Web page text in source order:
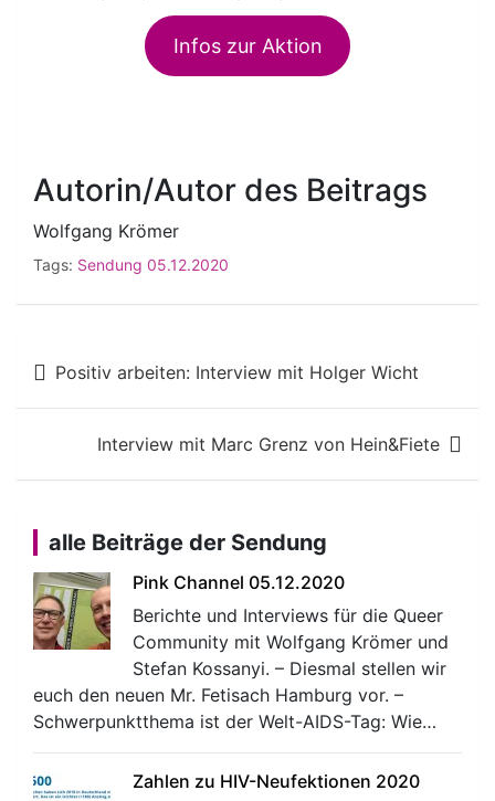
Infos zur Aktion
Autorin/Autor des Beitrags
Wolfgang Krömer
Tags: Sendung 05.12.2020
Beitragsnavigation
Positiv arbeiten: Interview mit Holger Wicht
Interview mit Marc Grenz von Hein&Fiete
alle Beiträge der Sendung
Pink Channel 05.12.2020
Berichte und Interviews für die Queer
Community mit Wolfgang Krömer und
Stefan Kossanyi. – Diesmal stellen wir
euch den neuen Mr. Fetisach Hamburg vor. –
Schwerpunktthema ist der Welt-AIDS-Tag: Wie…
Zahlen zu HIV-Neufektionen 2020